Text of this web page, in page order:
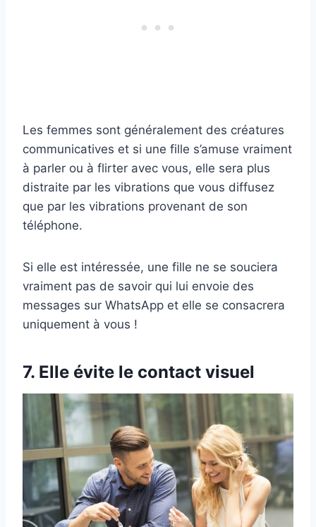
Les femmes sont généralement des créatures
communicatives et si une fille s’amuse vraiment
à parler ou à flirter avec vous, elle sera plus
distraite par les vibrations que vous diffusez
que par les vibrations provenant de son
téléphone.
Si elle est intéressée, une fille ne se souciera
vraiment pas de savoir qui lui envoie des
messages sur WhatsApp et elle se consacrera
uniquement à vous !
7. Elle évite le contact visuel